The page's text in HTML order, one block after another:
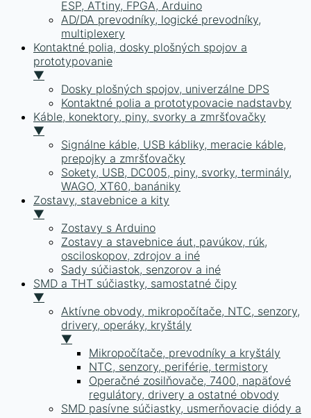
ESP, ATtiny, FPGA, Arduino
AD/DA prevodníky, logické prevodníky,
multiplexery
Kontaktné polia, dosky plošných spojov a
prototypovanie
▼
Dosky plošných spojov, univerzálne DPS
Kontaktné polia a prototypovacie nadstavby
Káble, konektory, piny, svorky a zmršťovačky
▼
Signálne káble, USB kábliky, meracie káble,
prepojky a zmršťovačky
Sokety, USB, DC005, piny, svorky, terminály,
WAGO, XT60, banániky
Zostavy, stavebnice a kity
▼
Zostavy s Arduino
Zostavy a stavebnice áut, pavúkov, rúk,
osciloskopov, zdrojov a iné
Sady súčiastok, senzorov a iné
SMD a THT súčiastky, samostatné čipy
▼
Aktívne obvody, mikropočítače, NTC, senzory,
drivery, operáky, kryštály
▼
Mikropočítače, prevodníky a kryštály
NTC, senzory, periférie, termistory
Operačné zosilňovače, 7400, napäťové
regulátory, drivery a ostatné obvody
SMD pasívne súčiastky, usmerňovacie diódy a